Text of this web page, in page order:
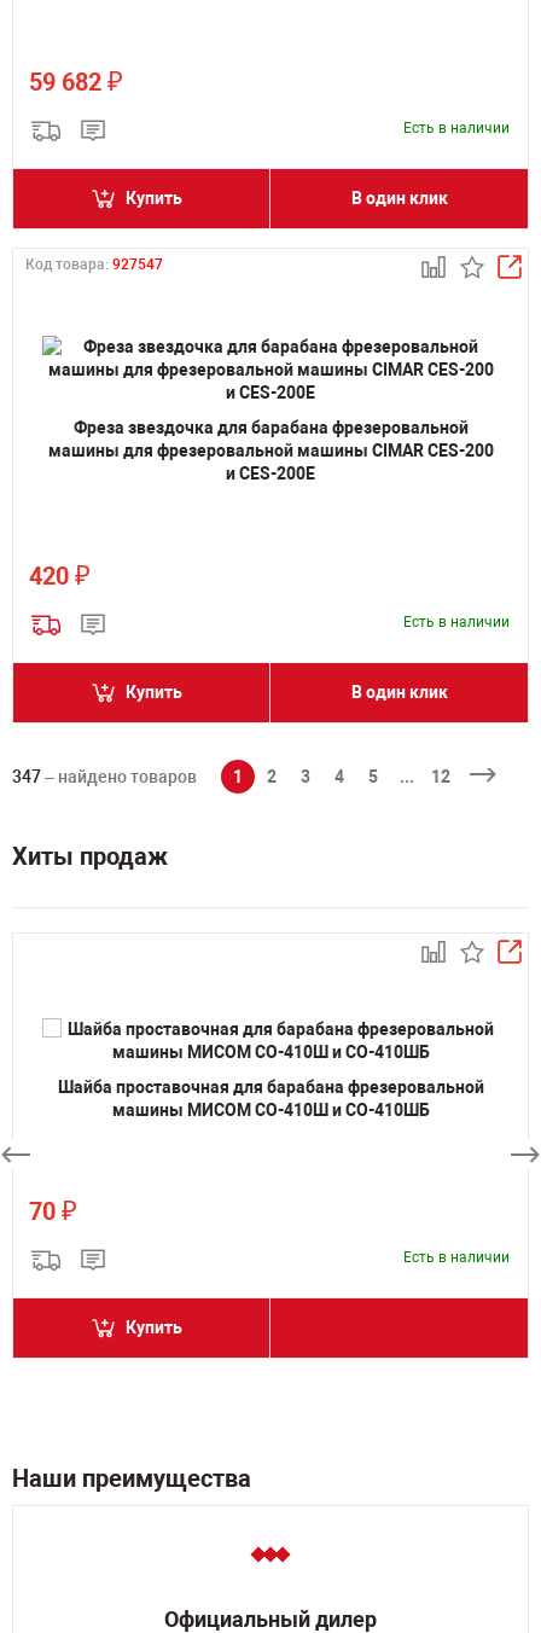
59 682 ₽
Есть в наличии
Купить В один клик
Код товара: 927547
Фреза звездочка для барабана фрезеровальной
машины для фрезеровальной машины CIMAR CES-200
и CES-200E
420 ₽
Есть в наличии
Купить В один клик
347– найдено товаров 1 2 3 4 5 ... 12
Хиты продаж
Шайба проставочная для барабана фрезеровальной
машины МИСОМ СО-410Ш и СО-410ШБ
70 ₽
Есть в наличии
Купить
Наши преимущества
Официальный дилер